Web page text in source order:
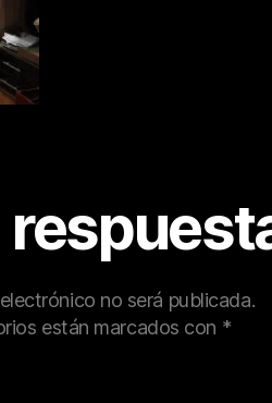
no será publicada.
están marcados con *